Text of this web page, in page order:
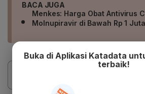
BACA JUGA
Menkes: Harga Obat Antivirus
Molnupiravir di Bawah Rp 1 Juta
Buka di Aplikasi Katadata
terbaik!